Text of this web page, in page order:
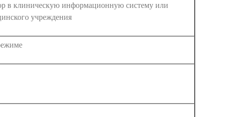
в клиническую информационную систему или
учреждения